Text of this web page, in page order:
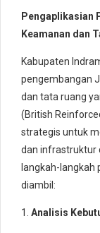
Pengaplikasian
Keamanan dan
Kabupaten
pengembangan
dan tata ruang
(British
strategis untuk
dan infrastruktur
langkah-langkah
diambil:
1. Analisis